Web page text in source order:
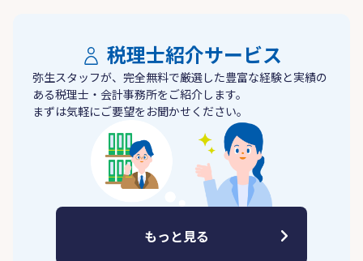
税理士紹介サービス
弥生スタッフが、完全無料で厳選した豊富な経験と実績の
ある税理士・会計事務所をご紹介します。
まずは気軽にご要望をお聞かせください。
もっと見る